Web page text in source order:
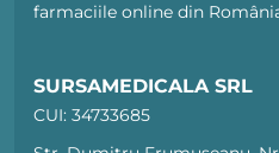
farmaciile online din
SURSAMEDICALA SRL
CUI: 34733685